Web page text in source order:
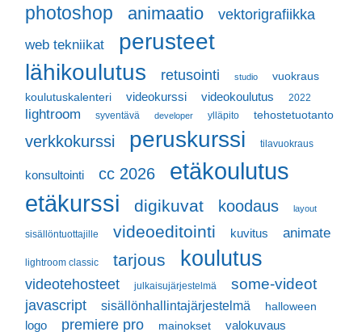
photoshop animaatio vektorigrafiikka
web tekniikat perusteet
lähikoulutus retusointi studio
vuokraus
koulutuskalenteri
videokurssi videokoulutus 2022
lightroom syventävä developer ylläpito tehostetuotanto
verkkokurssi peruskurssi tilavuokraus
konsultointi cc 2026
etäkoulutus
etäkurssi
digikuvat koodaus layout
sisällöntuottajille videoeditointi kuvitus animate
lightroom classic tarjous koulutus
videotehosteet julkaisujärjestelmä
some-videot
javascript
sisällönhallintajärjestelmä halloween
logo premiere pro mainokset valokuvaus